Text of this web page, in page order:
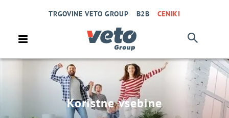
TRGOVINE VETO GROUP B2B CENIKI
Koristne vsebine